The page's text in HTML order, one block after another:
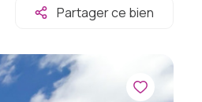
Partager ce bien